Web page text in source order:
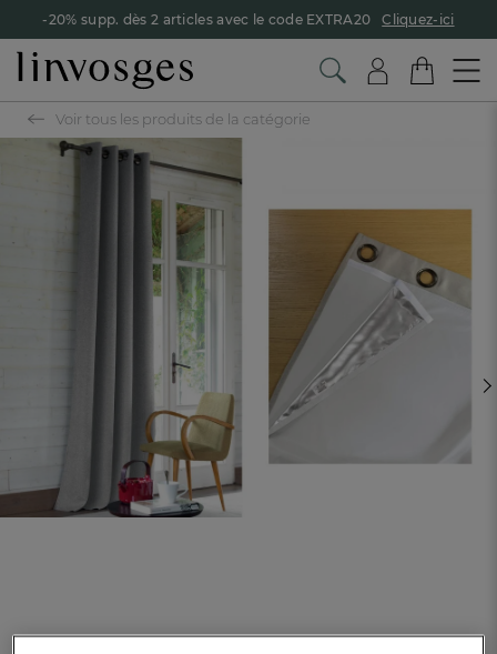
-20% supp. dès 2 articles avec le code EXTRA20 Cliquez-ici
Voir tous les produits de la catégorie